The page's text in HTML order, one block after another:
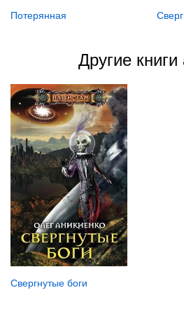
Потерянная
Другие книги
Свергнутые боги